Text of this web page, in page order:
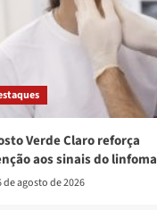
Verde Claro reforça
aos sinais do linfoma
de agosto de 2026